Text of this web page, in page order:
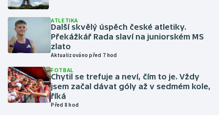
Jezdectví
Judo
Krasobruslení
Lezení
ATLETIKA
Další skvělý úspěch české atletiky.
Překážkář Rada slaví na juniorském MS
zlato
Aktualizováno před 7 hod
FOTBAL
Chytil se trefuje a neví, čím to je. Vždy
jsem začal dávat góly až v sedmém kole,
říká
Před 8 hod